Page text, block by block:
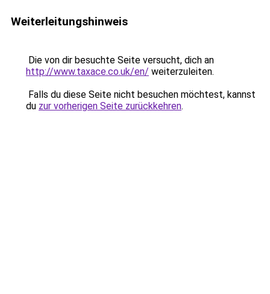
Weiterleitungshinweis
Die von dir besuchte Seite versucht, dich an
http://www.taxace.co.uk/en/ weiterzuleiten.
Falls du diese Seite nicht besuchen möchtest, kannst
du zur vorherigen Seite zurückkehren.